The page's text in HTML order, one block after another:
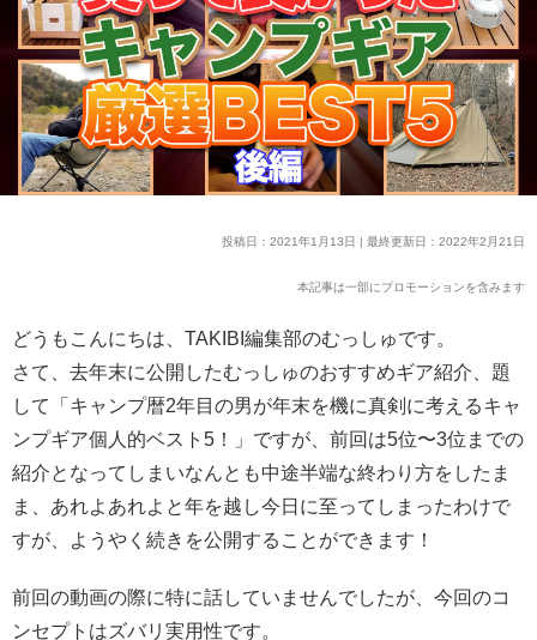
投稿日：2021年1月13日 | 最終更新日：2022年2月21日
本記事は一部にプロモーションを含みます
どうもこんにちは、TAKIBI編集部のむっしゅです。
さて、去年末に公開したむっしゅのおすすめギア紹介、題
して「キャンプ暦2年目の男が年末を機に真剣に考えるキャ
ンプギア個人的ベスト5！」ですが、前回は5位〜3位までの
紹介となってしまいなんとも中途半端な終わり方をしたま
ま、あれよあれよと年を越し今日に至ってしまったわけで
すが、ようやく続きを公開することができます！
前回の動画の際に特に話していませんでしたが、今回のコ
ンセプトはズバリ実用性です。